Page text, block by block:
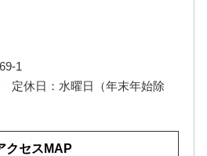
1
定休日：水曜日（年末年始除
クセスMAP